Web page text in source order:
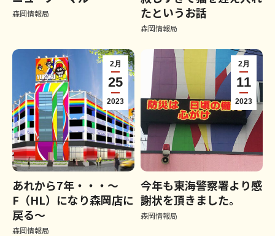
森岡情報局
たというお話
森岡情報局
2月
25
2023
あれから7年・・・～
F（HL）になり森岡店に
戻る～
森岡情報局
2月
11
2023
今年も東海警察署より感
謝状を頂きました。
森岡情報局